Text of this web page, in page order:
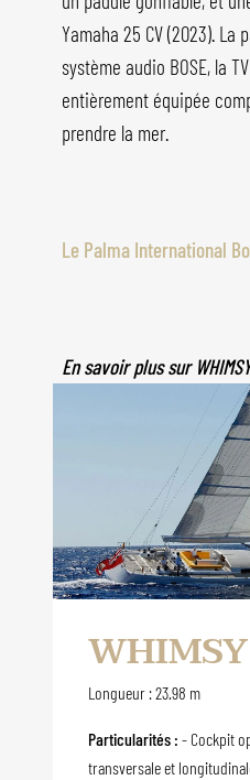
Yamaha 25 CV (2023). La
système audio BOSE, la
entièrement équipée
prendre la mer.
Le Palma International
En savoir plus sur
WHIMSY
Longueur : 23.98 m
Particularités : - Cockpit
transversale et